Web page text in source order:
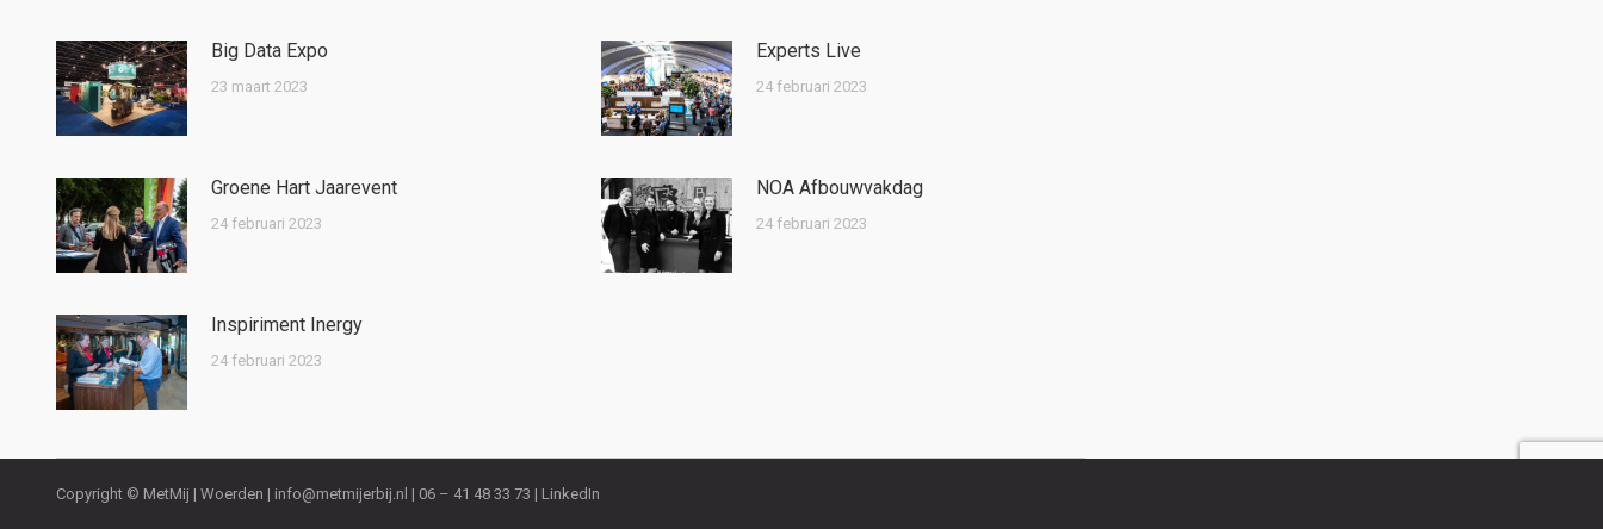
Big Data Expo
23 maart 2023
Experts Live
24 februari 2023
Groene Hart Jaarevent
24 februari 2023
NOA Afbouwvakdag
24 februari 2023
Inspiriment Inergy
24 februari 2023
Copyright © MetMij | Woerden | info@metmijerbij.nl | 06 – 41 48 33 73 | LinkedIn